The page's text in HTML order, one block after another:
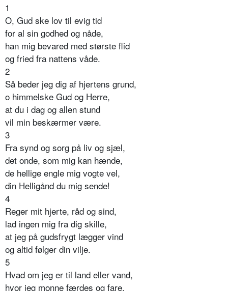
1
O, Gud ske lov til evig tid
for al sin godhed og nåde,
han mig bevared med største flid
og fried fra nattens våde.
2
Så beder jeg dig af hjertens grund,
o himmelske Gud og Herre,
at du i dag og allen stund
vil min beskærmer være.
3
Fra synd og sorg på liv og sjæl,
det onde, som mig kan hænde,
de hellige engle mig vogte vel,
din Helligånd du mig sende!
4
Reger mit hjerte, råd og sind,
lad ingen mig fra dig skille,
at jeg på gudsfrygt lægger vind
og altid følger din vilje.
5
Hvad om jeg er til land eller vand,
hvor jeg monne færdes og fare,